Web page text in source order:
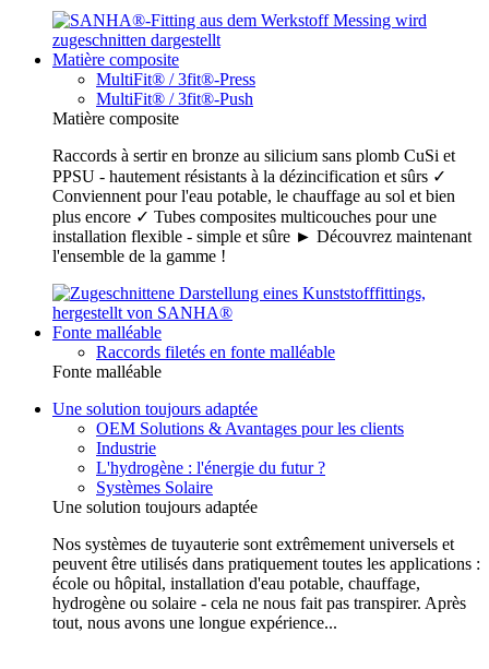
Matière composite
MultiFit® / 3fit®-Press
MultiFit® / 3fit®-Push
Matière composite
Raccords à sertir en bronze au silicium sans plomb CuSi et
PPSU - hautement résistants à la dézincification et sûrs ✓
Conviennent pour l'eau potable, le chauffage au sol et bien
plus encore ✓ Tubes composites multicouches pour une
installation flexible - simple et sûre ► Découvrez maintenant
l'ensemble de la gamme !
Fonte malléable
Raccords filetés en fonte malléable
Fonte malléable
Une solution toujours adaptée
OEM Solutions & Avantages pour les clients
Industrie
L'hydrogène : l'énergie du futur ?
Systèmes Solaire
Une solution toujours adaptée
Nos systèmes de tuyauterie sont extrêmement universels et
peuvent être utilisés dans pratiquement toutes les applications :
école ou hôpital, installation d'eau potable, chauffage,
hydrogène ou solaire - cela ne nous fait pas transpirer. Après
tout, nous avons une longue expérience...